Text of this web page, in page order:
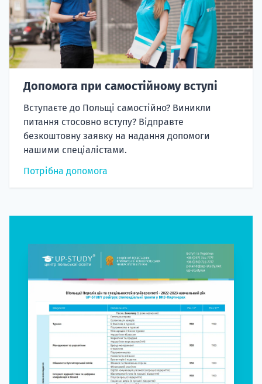
Допомога при самостійному вступі
Вступаєте до Польщі самостійно? Виникли
питання стосовно вступу? Відправте
безкоштовну заявку на надання допомоги
нашими спеціалістами.
Потрібна допомога